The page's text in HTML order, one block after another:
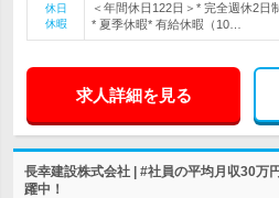
休日
休暇
＜年間休日122日＞* 完全週休2日
* 夏季休暇* 有給休暇（10…
求人詳細を見る
長幸建設株式会社 | #社員の平均月収30万
躍中！